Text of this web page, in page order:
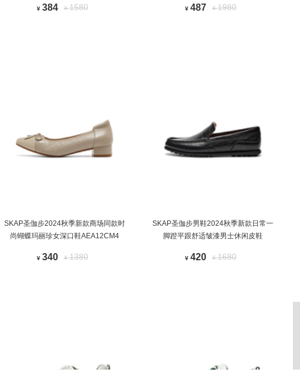
¥ 384 ¥1580 ¥ 487 ¥1980
SKAP圣伽步2024秋季新款商场同款时
尚蝴蝶玛丽珍女深口鞋AEA12CM4
¥ 340 ¥1380
SKAP圣伽步男鞋2024秋季新款日常一
脚蹬平跟舒适皱漆男士休闲皮鞋
¥ 420 ¥1680